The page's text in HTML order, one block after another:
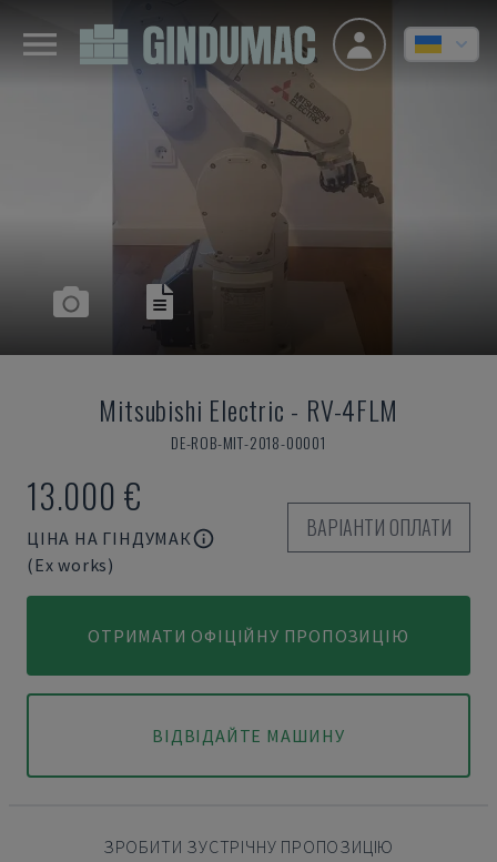
Mitsubishi Electric - RV-4FLM
DE-ROB-MIT-2018-00001
13.000 €
ЦІНА НА ГІНДУМАК
(Ex works)
ВАРІАНТИ ОПЛАТИ
ОТРИМАТИ ОФІЦІЙНУ ПРОПОЗИЦІЮ
ВІДВІДАЙТЕ МАШИНУ
ЗРОБИТИ ЗУСТРІЧНУ ПРОПОЗИЦІЮ